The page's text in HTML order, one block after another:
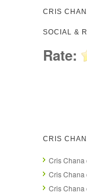
CRIS
SOCIAL &
Rate:
CRIS
Cris Chana
Cris Chana
Cris Chana